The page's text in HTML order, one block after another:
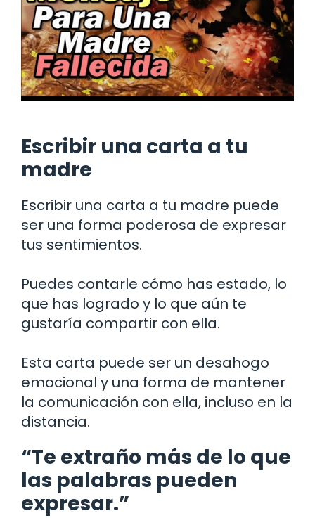
Escribir una carta a tu
madre
Escribir una carta a tu madre puede
ser una forma poderosa de expresar
tus sentimientos.
Puedes contarle cómo has estado, lo
que has logrado y lo que aún te
gustaría compartir con ella.
Esta carta puede ser un desahogo
emocional y una forma de mantener
la comunicación con ella, incluso en la
distancia.
“Te extraño más de lo que
las palabras pueden
expresar.”